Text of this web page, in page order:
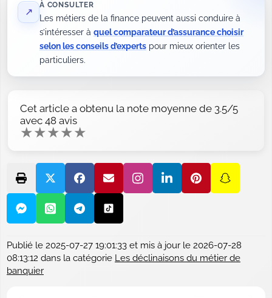
↗
À CONSULTER
Les métiers de la finance peuvent aussi conduire à
s’intéresser à quel comparateur d’assurance choisir
selon les conseils d’experts pour mieux orienter les
particuliers.
Cet article a obtenu la note moyenne de 3.5/5
avec 48 avis
★★★★★
Publié le 2025-07-27 19:01:33 et mis à jour le 2026-07-28
08:13:12 dans la catégorie Les déclinaisons du métier de
banquier